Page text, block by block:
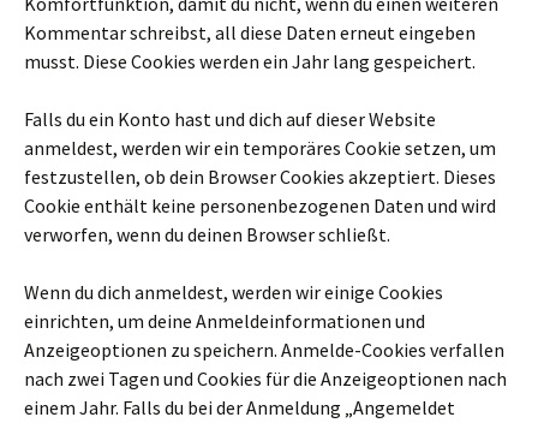
Kommentar schreibst, all diese Daten erneut eingeben
musst. Diese Cookies werden ein Jahr lang gespeichert.
Falls du ein Konto hast und dich auf dieser Website
anmeldest, werden wir ein temporäres Cookie setzen, um
festzustellen, ob dein Browser Cookies akzeptiert. Dieses
Cookie enthält keine personenbezogenen Daten und wird
verworfen, wenn du deinen Browser schließt.
Wenn du dich anmeldest, werden wir einige Cookies
einrichten, um deine Anmeldeinformationen und
Anzeigeoptionen zu speichern. Anmelde-Cookies verfallen
nach zwei Tagen und Cookies für die Anzeigeoptionen nach
einem Jahr. Falls du bei der Anmeldung „Angemeldet